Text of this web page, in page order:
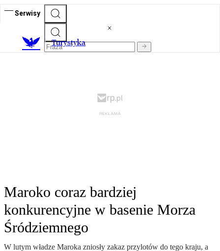
Serwisy
Turystyka
Maroko coraz bardziej
konkurencyjne w basenie Morza
Śródziemnego
W lutym władze Maroka zniosły zakaz przylotów do tego kraju, a